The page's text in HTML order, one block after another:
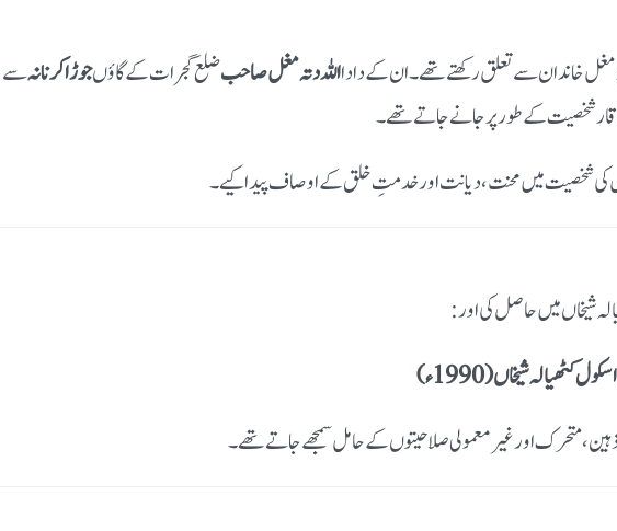
خاندان سے تعلق رکھتے تھے۔ ان کے دادااللہ دتہ مغل صاحبضلع گجرات کے گاؤںجوڑا کرنا نہسے
شخصیت کے طور پر جانے جاتے تھے۔
مغل کی شخصیت میں محنت، دیانت اور خدمتِ خلق کے اوصاف پیدا کیے۔
شیخاں میں حاصل کی اور:
شیخاں (1990ء)
متحرک اور غیر معمولی صلاحیتوں کے حامل سمجھے جاتے تھے۔